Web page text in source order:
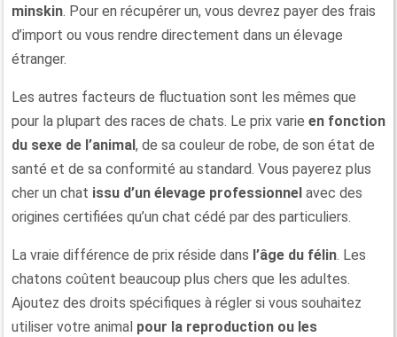
minskin. Pour en récupérer un, vous devrez payer des frais
d’import ou vous rendre directement dans un élevage
étranger.
Les autres facteurs de fluctuation sont les mêmes que
pour la plupart des races de chats. Le prix varie en fonction
du sexe de l’animal , de sa couleur de robe, de son état de
santé et de sa conformité au standard. Vous payerez plus
cher un chat issu d’un élevage professionnel avec des
origines certifiées qu’un chat cédé par des particuliers.
La vraie différence de prix réside dans l’âge du félin. Les
chatons coûtent beaucoup plus chers que les adultes.
Ajoutez des droits spécifiques à régler si vous souhaitez
utiliser votre animal pour la reproduction ou les